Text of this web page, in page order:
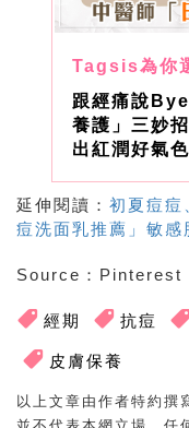
跟經痛說
養護」三妙
出紅潤好氣色
延伸閱讀： 初夏痘痘
痘洗面乳推薦」敏
Source ： Pinterest
經期 抗痘
皮膚保養
以上文章由作者特約撰